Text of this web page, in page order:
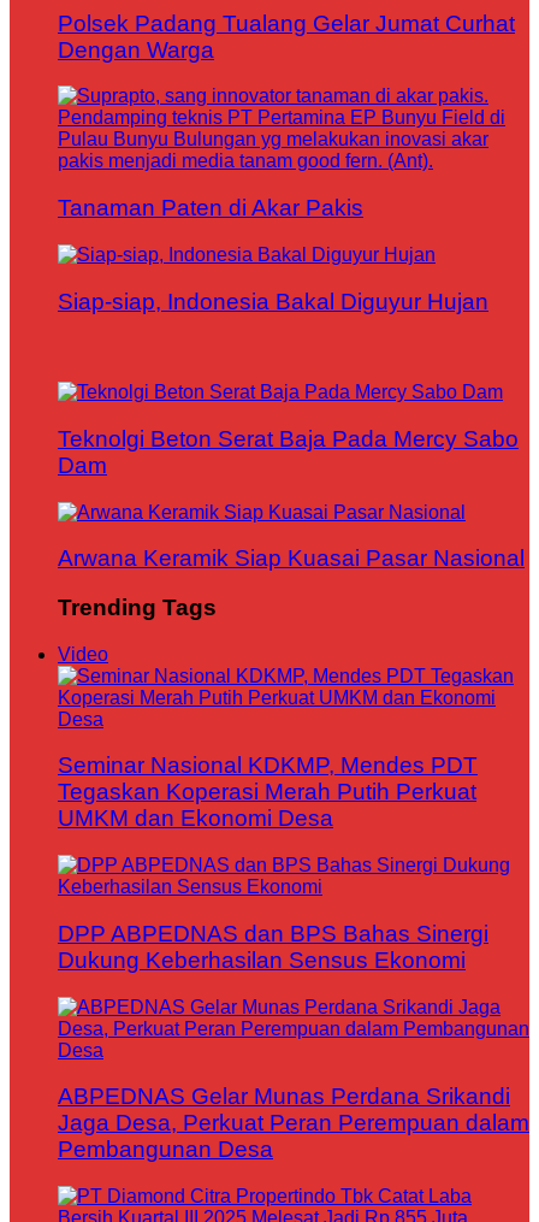
Polsek Padang Tualang Gelar Jumat Curhat
Dengan Warga
Tanaman Paten di Akar Pakis
Siap-siap, Indonesia Bakal Diguyur Hujan
Teknolgi Beton Serat Baja Pada Mercy Sabo
Dam
Arwana Keramik Siap Kuasai Pasar Nasional
Trending Tags
Video
Seminar Nasional KDKMP, Mendes PDT
Tegaskan Koperasi Merah Putih Perkuat
UMKM dan Ekonomi Desa
DPP ABPEDNAS dan BPS Bahas Sinergi
Dukung Keberhasilan Sensus Ekonomi
ABPEDNAS Gelar Munas Perdana Srikandi
Jaga Desa, Perkuat Peran Perempuan dalam
Pembangunan Desa